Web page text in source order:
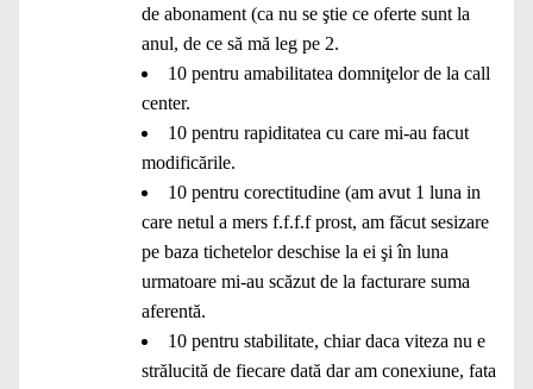
de abonament (ca nu se ştie ce oferte sunt la
anul, de ce să mă leg pe 2.
10 pentru amabilitatea domniţelor de la call
center.
10 pentru rapiditatea cu care mi-au facut
modificările.
10 pentru corectitudine (am avut 1 luna in
care netul a mers f.f.f.f prost, am făcut sesizare
pe baza tichetelor deschise la ei şi în luna
urmatoare mi-au scăzut de la facturare suma
aferentă.
10 pentru stabilitate, chiar daca viteza nu e
strălucită de fiecare dată dar am conexiune, fata